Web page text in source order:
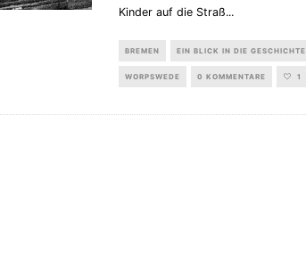
Kinder auf die Straß...
BREMEN EIN BLICK IN DIE GESCHICHTE
WORPSWEDE 0 KOMMENTARE 1